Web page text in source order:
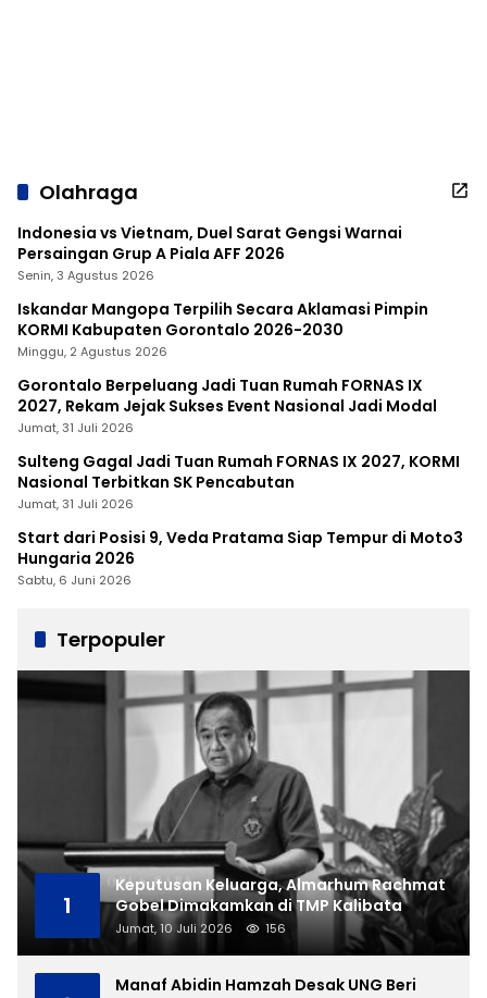
Olahraga
Indonesia vs Vietnam, Duel Sarat Gengsi Warnai
Persaingan Grup A Piala AFF 2026
Senin, 3 Agustus 2026
Iskandar Mangopa Terpilih Secara Aklamasi Pimpin
KORMI Kabupaten Gorontalo 2026-2030
Minggu, 2 Agustus 2026
Gorontalo Berpeluang Jadi Tuan Rumah FORNAS IX
2027, Rekam Jejak Sukses Event Nasional Jadi Modal
Jumat, 31 Juli 2026
Sulteng Gagal Jadi Tuan Rumah FORNAS IX 2027, KORMI
Nasional Terbitkan SK Pencabutan
Jumat, 31 Juli 2026
Start dari Posisi 9, Veda Pratama Siap Tempur di Moto3
Hungaria 2026
Sabtu, 6 Juni 2026
Terpopuler
1
Keputusan Keluarga, Almarhum Rachmat
Gobel Dimakamkan di TMP Kalibata
Jumat, 10 Juli 2026 156
Manaf Abidin Hamzah Desak UNG Beri